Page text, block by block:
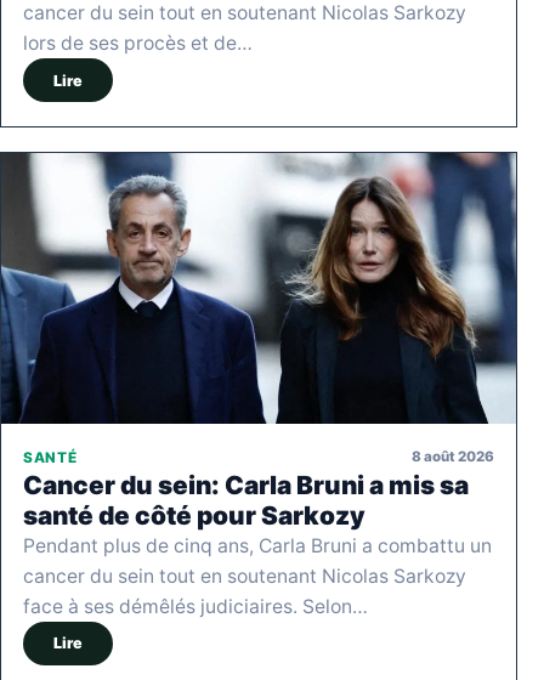
cancer du sein tout en soutenant Nicolas Sarkozy
lors de ses procès et de…
Lire
SANTÉ 8 août 2026
Cancer du sein: Carla Bruni a mis sa
santé de côté pour Sarkozy
Pendant plus de cinq ans, Carla Bruni a combattu un
cancer du sein tout en soutenant Nicolas Sarkozy
face à ses démêlés judiciaires. Selon…
Lire